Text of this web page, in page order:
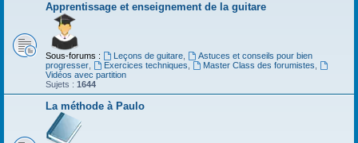
Apprentissage et enseignement de la guitare
Sous-forums : Leçons de guitare,
Astuces et conseils pour bien
progresser
Exercices techniques Master Class des forumistes
Vidéos avec partition
Sujets : 1644
La méthode à Paulo